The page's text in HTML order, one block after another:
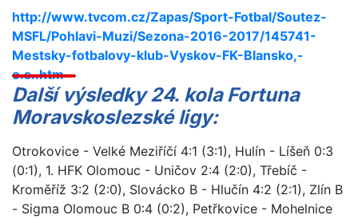
http://www.tvcom.cz/Zapas/Sport-Fotbal/Soutez-
MSFL/Pohlavi-Muzi/Sezona-2016-2017/145741-
Mestsky-fotbalovy-klub-Vyskov-FK-Blansko,-
o.s..htm
Další výsledky 24. kola Fortuna
Moravskoslezské ligy:
Otrokovice - Velké Meziříčí 4:1 (3:1), Hulín - Líšeň 0:3
(0:1), 1. HFK Olomouc - Uničov 2:4 (2:0), Třebíč -
Kroměříž 3:2 (2:0), Slovácko B - Hlučín 4:2 (2:1), Zlín B
- Sigma Olomouc B 0:4 (0:2), Petřkovice - Mohelnice